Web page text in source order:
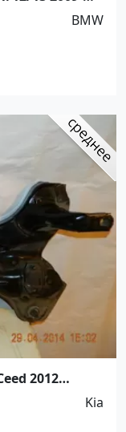
BMW
2012
Kia